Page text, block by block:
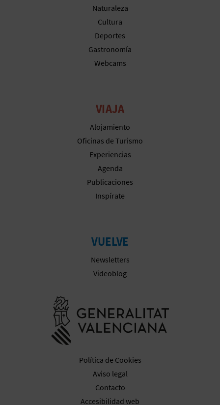
Naturaleza
Cultura
Deportes
Gastronomía
Webcams
VIAJA
Alojamiento
Oficinas de Turismo
Experiencias
Agenda
Publicaciones
Inspírate
VUELVE
Newsletters
Videoblog
Política de Cookies
Aviso legal
Contacto
Accesibilidad web